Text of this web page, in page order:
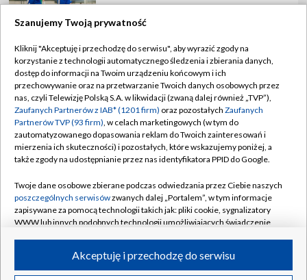
TVP
Abonament TVP
Sklep TVP
Biuro Reklamy
Oferta Handlowa
Emisja w TVP
Rada Programowa
Ogłoszenia przetargowe
Akademia Telewizyjna
Regulamin TVP
Polityka prywatności
Moje zgody
Biuro reklamy
Kanały
©2026 Telewizja Polska Spółka Akcyjna w likwidacji
Szanujemy Twoją prywatność
Kliknij "Akceptuję i przechodzę do serwisu", aby wyrazić zgody na
korzystanie z technologii automatycznego śledzenia i zbierania danych,
dostęp do informacji na Twoim urządzeniu końcowym i ich
przechowywanie oraz na przetwarzanie Twoich danych osobowych przez
nas, czyli Telewizję Polską S.A. w likwidacji (zwaną dalej również „TVP”),
Zaufanych Partnerów z IAB* (1201 firm) oraz pozostałych Zaufanych
Partnerów TVP (93 firm), w celach marketingowych (w tym do
zautomatyzowanego dopasowania reklam do Twoich zainteresowań i
mierzenia ich skuteczności) i pozostałych, które wskazujemy poniżej, a
także zgody na udostępnianie przez nas identyfikatora PPID do Google.
Twoje dane osobowe zbierane podczas odwiedzania przez Ciebie naszych
poszczególnych serwisówzwanych dalej „Portalem”, w tym informacje
zapisywane za pomocą technologii takich jak: pliki cookie, sygnalizatory
WWW lub innych podobnych technologii umożliwiających świadczenie
ruchu w Internecie.Akceptuję i przechodzę do serwisu